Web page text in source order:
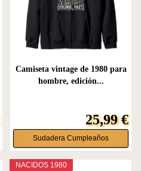
Camiseta vintage de 1980 para
hombre, edición...
25,99 €
Sudadera Cumpleaños
NACIDOS 1980